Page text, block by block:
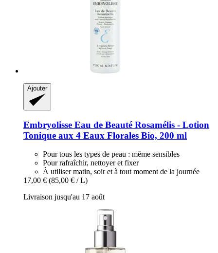
Ajouter
Embryolisse Eau de Beauté Rosamélis -​ Lotion
Tonique aux 4 Eaux Florales Bio, 200 ml
Pour tous les types de peau : même sensibles
Pour rafraîchir, nettoyer et fixer
À utiliser matin, soir et à tout moment de la journée
17,00 € (85,00 € / L)
Livraison jusqu'au 17 août